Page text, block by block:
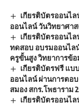
เกียรติบัตรออนไ
ออนไลน์ วันวิทยาศา
เกียรติบัตรออนไล
ทดสอบ อบรมออนไล
ครูขั้นสูง วิทยาการข้
เกียรติบัตรฟรี แบ
ออนไลน์ ผ่านการตอบ
สมอง สกร.โพธาราม
เกียรติบัตรออนไ